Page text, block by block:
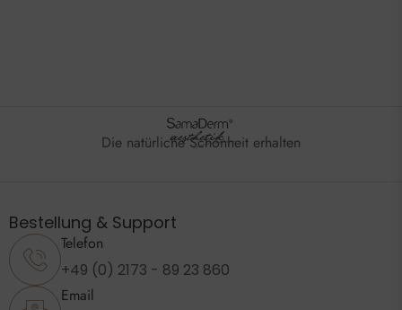
Die natürliche Schönheit erhalten
Bestellung & Support
Telefon
+49 (0) 2173 - 89 23 860
Email